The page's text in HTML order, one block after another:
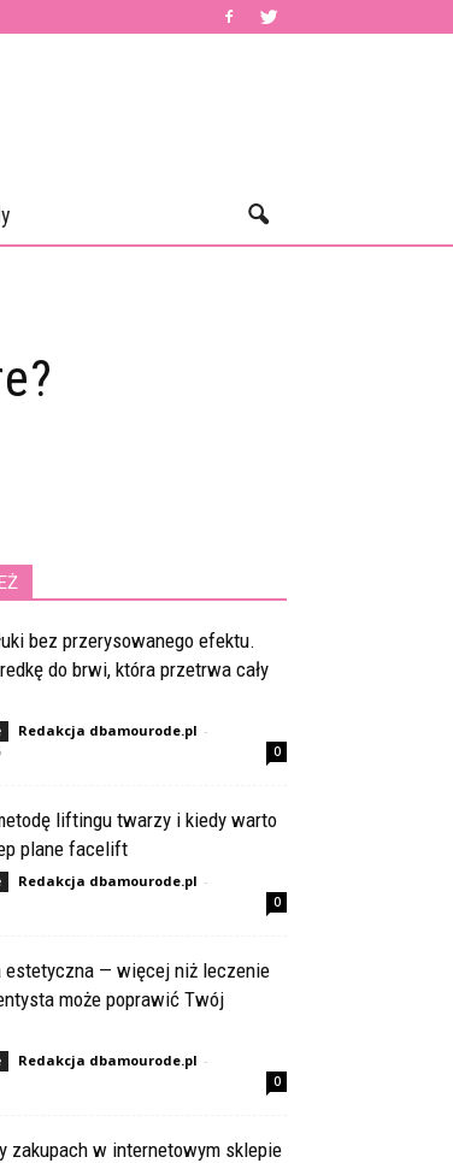
bez przerysowanego efektu.
do brwi, która przetrwa cały
Redakcja dbamourode.pl -
0
liftingu twarzy i kiedy warto
plane facelift
Redakcja dbamourode.pl -
0
estetyczna — więcej niż leczenie
może poprawić Twój
Redakcja dbamourode.pl -
0
zakupach w internetowym sklepie